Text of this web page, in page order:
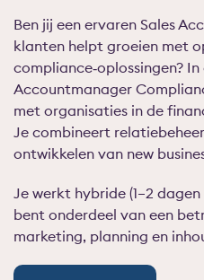
Ben jij een ervaren Sales
klanten helpt groeien met
compliance‑oplossingen?
Accountmanager
met organisaties in de
Je combineert
ontwikkelen van new
Je werkt hybride (1–2
bent onderdeel van een
marketing, planning en